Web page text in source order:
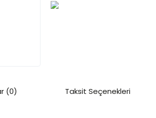
(0) Taksit Seçenekleri